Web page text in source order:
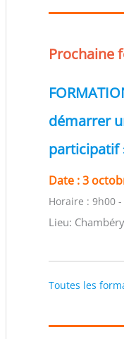
Prochaine
démarrer
participatif
Date :3
Horaire : 9h00
Lieu: Chambéry
Toutes les